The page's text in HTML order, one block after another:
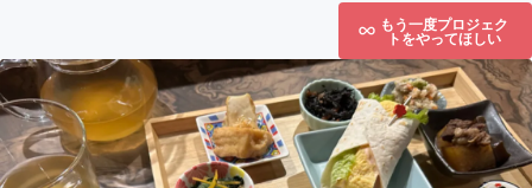
もう一度プロジェク
トをやってほしい